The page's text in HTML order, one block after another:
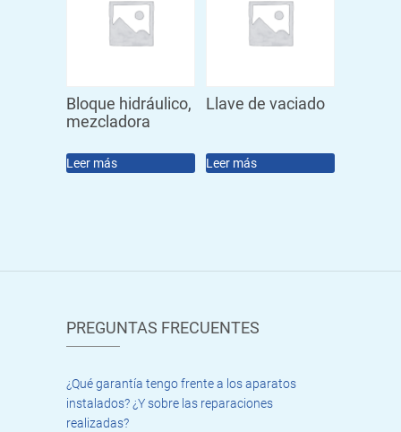
Bloque hidráulico,
mezcladora
Leer más
Llave de vaciado
Leer más
PREGUNTAS FRECUENTES
¿Qué garantía tengo frente a los aparatos
instalados? ¿Y sobre las reparaciones
realizadas?